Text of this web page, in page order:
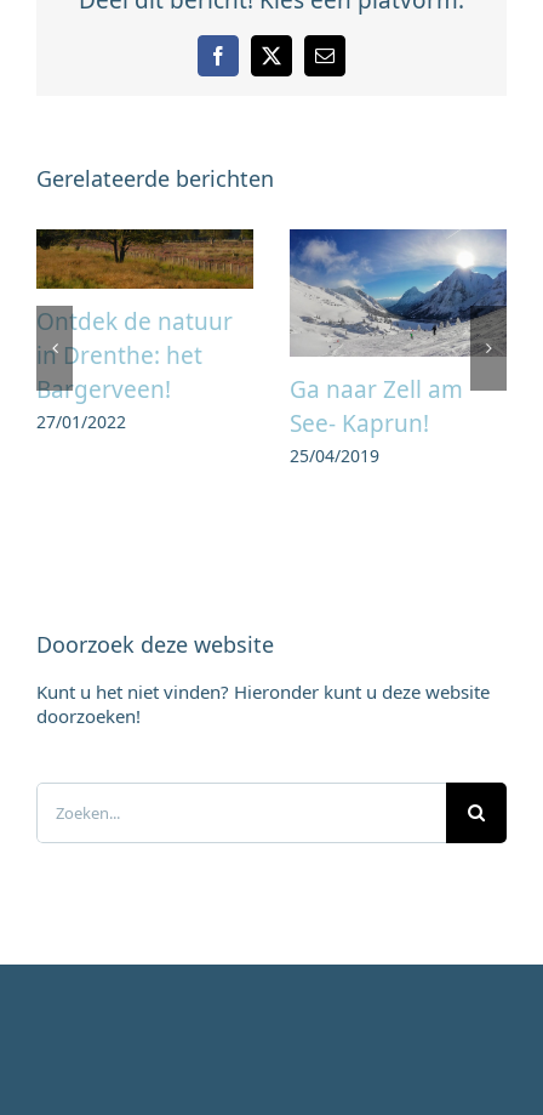
Facebook
X
E-
mail
Gerelateerde berichten
Ontdek de natuur
in Drenthe: het
Bargerveen!
27/01/2022
Ga naar Zell am
See- Kaprun!
25/04/2019
Doorzoek deze website
Kunt u het niet vinden? Hieronder kunt u deze website
doorzoeken!
Zoeken
naar: